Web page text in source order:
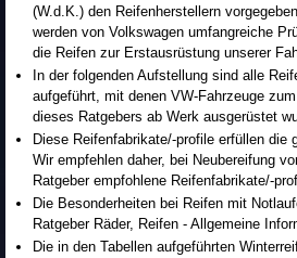
(W.d.K.) den Reifenherstellern
werden von Volkswagen umfangreiche
die Reifen zur Erstausrüstung unserer
In der folgenden Aufstellung sind alle
aufgeführt, mit denen VW-Fahrzeuge
dieses Ratgebers ab Werk ausgerüstet
Diese Reifenfabrikate/-profile erfüllen die
Wir empfehlen daher, bei Neubereifung
Ratgeber empfohlene Reifenfabrikate/-
Die Besonderheiten bei Reifen mit
Ratgeber Räder, Reifen - Allgemeine
Die in den Tabellen aufgeführten